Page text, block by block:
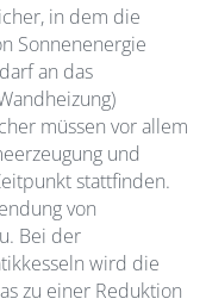
in dem die
Sonnenenergie
an das
müssen vor allem
und
stattfinden.
von
Bei der
wird die
zu einer Reduktion